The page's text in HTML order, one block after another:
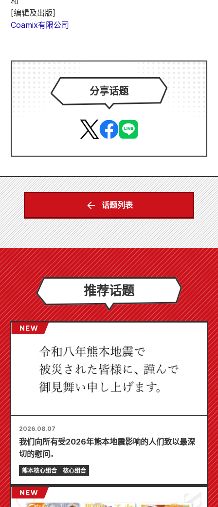
[编辑及出版]
Coamix有限公司
分享话题
话题列表
推荐话题
2026.08.07
我们向所有受2026年熊本地震影响的人们致以最深
切的慰问。
熊本核心组合 核心组合